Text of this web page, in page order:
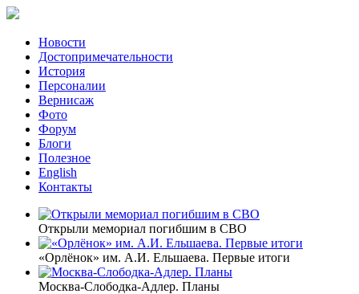
Новости
Достопримечательности
История
Персоналии
Вернисаж
Фото
Форум
Блоги
Полезное
English
Контакты
Открыли мемориал погибшим в СВО
«Орлёнок» им. А.И. Ельшаева. Первые итоги
Москва-Слободка-Адлер. Планы